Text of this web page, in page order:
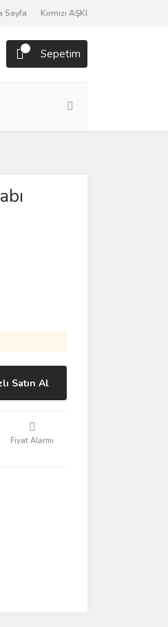
Sayfa Kırmızı AŞKI
Sepetim
Satın Al
Fiyat Alarmı